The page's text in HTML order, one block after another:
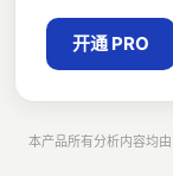
开通 PRO
本产品所有分析内容均